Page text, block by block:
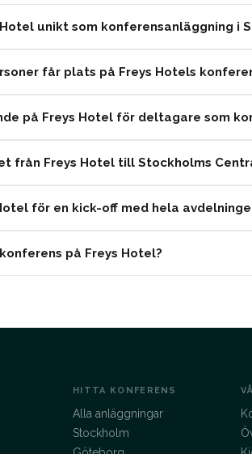
unikt som konferensanläggning i
får plats på Freys Hotels
på Freys Hotel för deltagare som
från Freys Hotel till Stockholms
för en kick-off med hela
på Freys Hotel?
HITTA KONFERENS
Alla anläggningar
Stockholm